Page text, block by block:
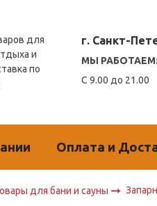
для
и
по
г. Санкт-
МЫ РАБОТАЕМ:
С 9.00 до 21.00
Оплата и
для бани и сауны